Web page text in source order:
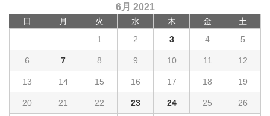
6月 2021
日 月 火 水 木 金 土
1 2 3 4 5
6 7 8 9 10 11 12
13 14 15 16 17 18 19
20 21 22 23 24 25 26